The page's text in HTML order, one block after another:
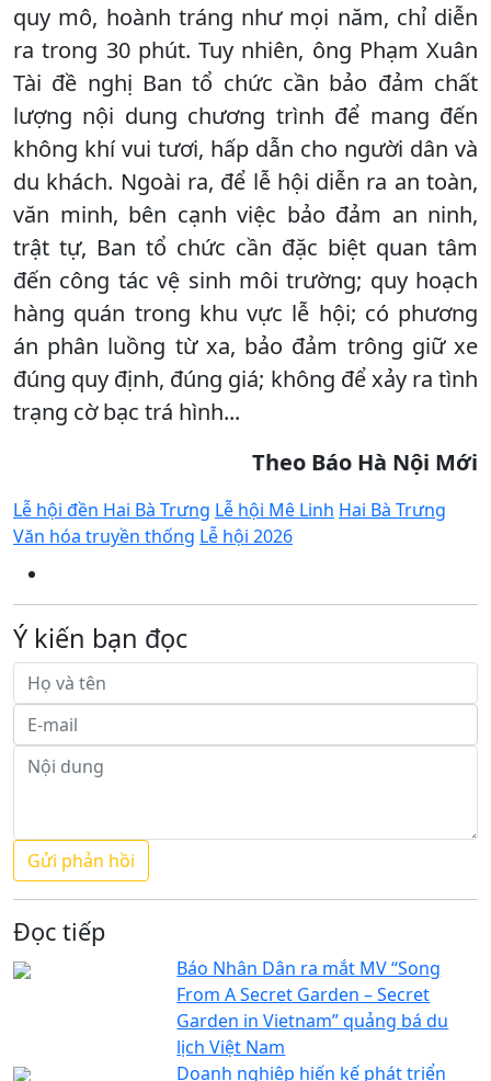
quy mô, hoành tráng như mọi năm, chỉ diễn
ra trong 30 phút. Tuy nhiên, ông Phạm Xuân
Tài đề nghị Ban tổ chức cần bảo đảm chất
lượng nội dung chương trình để mang đến
không khí vui tươi, hấp dẫn cho người dân và
du khách. Ngoài ra, để lễ hội diễn ra an toàn,
văn minh, bên cạnh việc bảo đảm an ninh,
trật tự, Ban tổ chức cần đặc biệt quan tâm
đến công tác vệ sinh môi trường; quy hoạch
hàng quán trong khu vực lễ hội; có phương
án phân luồng từ xa, bảo đảm trông giữ xe
đúng quy định, đúng giá; không để xảy ra tình
trạng cờ bạc trá hình...
Theo Báo Hà Nội Mới
Lễ hội đền Hai Bà Trưng Lễ hội Mê Linh Hai Bà Trưng
Văn hóa truyền thống Lễ hội 2026
Ý kiến bạn đọc
Đọc tiếp
Báo Nhân Dân ra mắt MV “Song
From A Secret Garden – Secret
Garden in Vietnam” quảng bá du
lịch Việt Nam
Doanh nghiệp hiến kế phát triển